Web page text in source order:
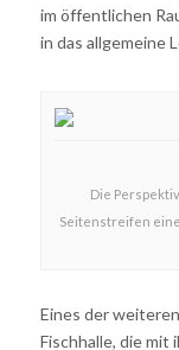
im öffentlichen
in das allgemeine
Die
Seitenstreifen
Eines der
Fischhalle, die mit